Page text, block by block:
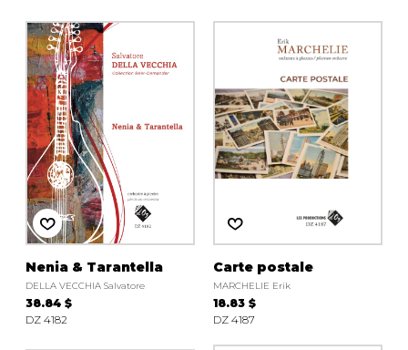
Nenia & Tarantella
DELLA VECCHIA Salvatore
38.84 $
DZ 4182
Carte postale
MARCHELIE Erik
18.83 $
DZ 4187